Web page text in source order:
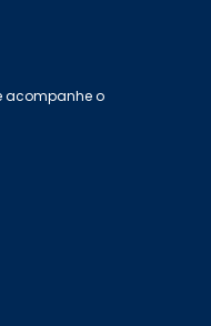
acompanhe o